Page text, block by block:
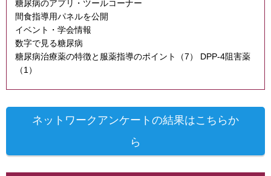
糖尿病のアプリ・ツールコーナー
間食指導用パネルを公開
イベント・学会情報
数字で見る糖尿病
糖尿病治療薬の特徴と服薬指導のポイント（7） DPP-4阻害薬
（1）
ネットワークアンケートの結果はこちらか
ら